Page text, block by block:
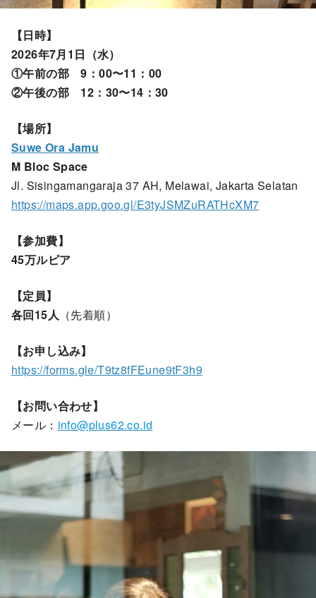
【日時】
2026年7月1日（水）
①午前の部 9：00〜11：00
②午後の部 12：30〜14：30
【場所】
Suwe Ora Jamu
M Bloc Space
Jl. Sisingamangaraja 37 AH, Melawai, Jakarta Selatan
https://maps.app.goo.gl/E3tyJSMZuRATHcXM7
【参加費】
45万ルピア
【定員】
各回15人 （先着順）
【お申し込み】
https://forms.gle/T9tz8fFEune9tF3h9
【お問い合わせ】
メール： info@plus62.co.id